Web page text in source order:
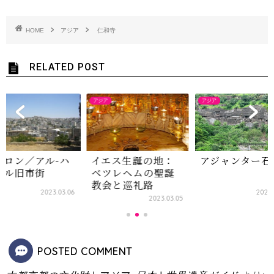
HOME アジア 仁和寺
RELATED POST
ス生誕の地：
ヘムの聖誕
アジア
アジャンター石窟群
2022.03.20
アジア
ヘブロン／ア
POSTED COMMENT